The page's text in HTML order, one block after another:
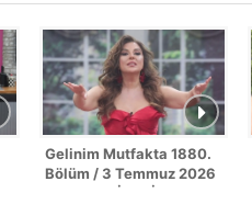
Gelinim Mutfakta 1880.
Bölüm / 3 Temmuz 2026
- SEZON FİNALİ